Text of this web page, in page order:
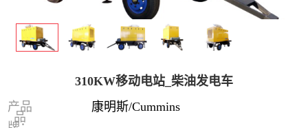
310KW移动电站_柴油发电车
产品
品
康明斯/Cummins